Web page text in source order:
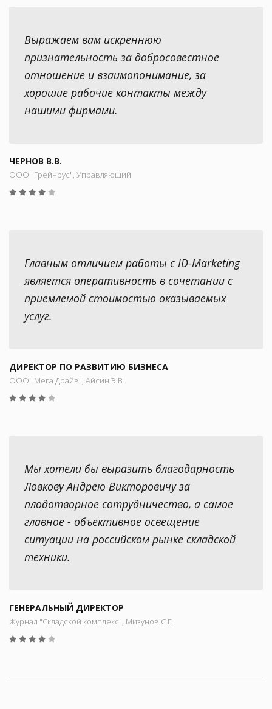
Выражаем вам искреннюю
признательность за добросовестное
отношение и взаимопонимание, за
хорошие рабочие контакты между
нашими фирмами.
ЧЕРНОВ В.В.
ООО "Грейнрус", Управляющий
Главным отличием работы с ID-Marketing
является оперативность в сочетании с
приемлемой стоимостью оказываемых
услуг.
ДИРЕКТОР ПО РАЗВИТИЮ БИЗНЕСА
ООО "Мега Драйв", Айсин Э.В.
Мы хотели бы выразить благодарность
Ловкову Андрею Викторовичу за
плодотворное сотрудничество, а самое
главное - объективное освещение
ситуации на российском рынке складской
техники.
ГЕНЕРАЛЬНЫЙ ДИРЕКТОР
Журнал "Складской комплекс", Мизунов С.Г.